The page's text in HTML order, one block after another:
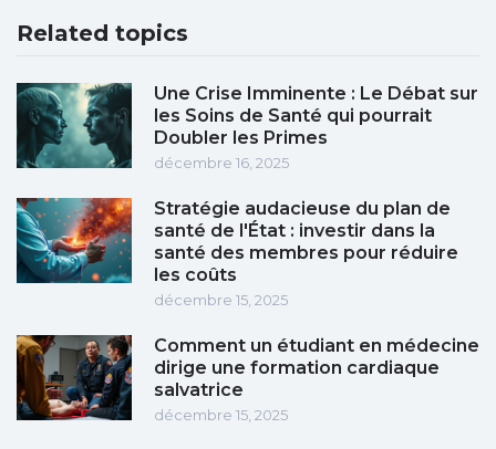
Related topics
Une Crise Imminente : Le Débat sur
les Soins de Santé qui pourrait
Doubler les Primes
décembre 16, 2025
Stratégie audacieuse du plan de
santé de l'État : investir dans la
santé des membres pour réduire
les coûts
décembre 15, 2025
Comment un étudiant en médecine
dirige une formation cardiaque
salvatrice
décembre 15, 2025